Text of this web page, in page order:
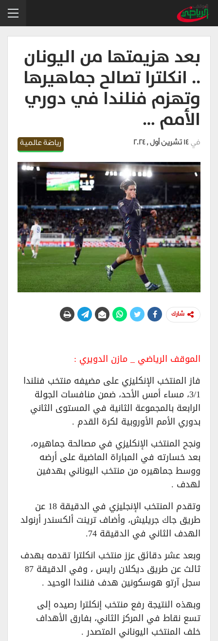
بعد هزيمتها من اليونان
.. انكلترا تصالح جماهيرها
وتهزم فنلندا في دوري
الأمم …
رياضة عالمية في 14 تشرين أول , 2024
شارك
الموقف الرياضي _ مازن الدويري :
فاز المنتخب الإنكليزي على مضيفه منتخب فنلندا
3/1، مساء أمس الأحد، ضمن منافسات الجولة
الرابعة بالمجموعة الثانية في المستوى الثاني
بدوري الأمم الأوروبية لكرة القدم .
ونجح المنتخب الإنكليزي في مصالحة جماهيره،
بعد خسارته في المباراة الماضية على أرضه
ووسط جماهيره من منتخب اليوناني بهدفين
لهدف .
وتقدم المنتخب الإنجليزي في الدقيقة 18 عن
طريق جاك جريليش، وأضاف ترينت ألكسندر أرنولد
الهدف الثاني في الدقيقة 74.
وبعد عشر دقائق عزز منتخب انكلترا تقدمه بهدف
ثالث عن طريق ديكلان رايس ، وفي الدقيقة 87
سجل آرتو هوسكونين هدف فنلندا الوحيد .
وبهذه النتيجة رفع منتخب إنكلترا رصيده إلى
تسع نقاط في المركز الثاني، بفارق الأهداف
خلف المنتخب اليوناني المتصدر .